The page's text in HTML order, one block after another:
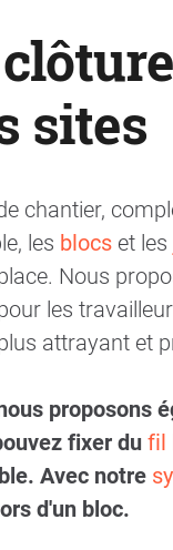
sites
chantier,
les blocs et les
Nous
les
attrayant et
proposons
fixer dufil
Avec notre
d'un bloc.